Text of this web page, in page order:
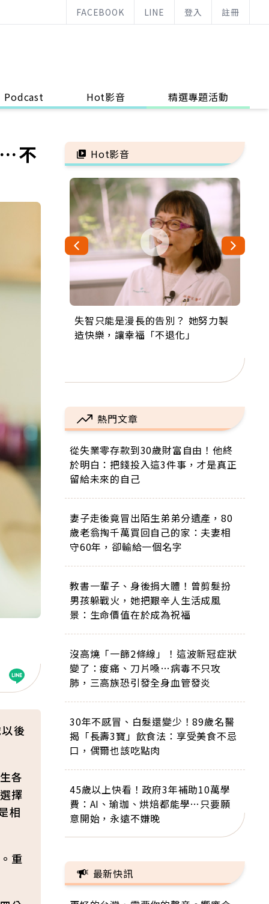
FACEBOOK LINE 登入 註冊
Podcast Hot影音 精選專題活動
不
後
各
擇
相
重
Hot影音
失智只能是漫長的告別？ 她努力製
造快樂，讓幸福「不退化」
來自剛果的巧克力神父 為台灣奉獻
36年 「台灣是我的家，我連作夢都
63歲卸矽谷副總、搬回台灣找快
樂！「蛋黃哥小丑」走進安養院，
104歲打破金氏世界紀錄 成為全球
最年長羽球選手，分享長壽的秘密
事業巔峰他選擇追夢…黑手阿伯拉
小提琴還登上小巨蛋！連CNN都大
熱門文章
從失業零存款到30歲財富自由！他終
於明白：把錢投入這3件事，才是真正
留給未來的自己
妻子走後竟冒出陌生弟弟分遺產，80
歲老翁掏千萬買回自己的家：夫妻相
守60年，卻輸給一個名字
教書一輩子、身後捐大體！曾剪髮扮
男孩躲戰火，她把艱辛人生活成風
景：生命價值在於成為祝福
沒高燒「一篩2條線」！這波新冠症狀
變了：痠痛、刀片嗓…病毒不只攻
肺，三高族恐引發全身血管發炎
30年不感冒、白髮還變少！89歲名醫
揭「長壽3寶」飲食法：享受美食不忌
口，偶爾也該吃點肉
45歲以上快看！政府3年補助10萬學
費：AI、瑜珈、烘焙都能學…只要願
意開始，永遠不嫌晚
最新快訊